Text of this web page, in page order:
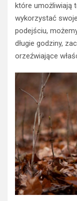
które umożliwiają
wykorzystać
podejściu,
długie godziny,
orzeźwiające